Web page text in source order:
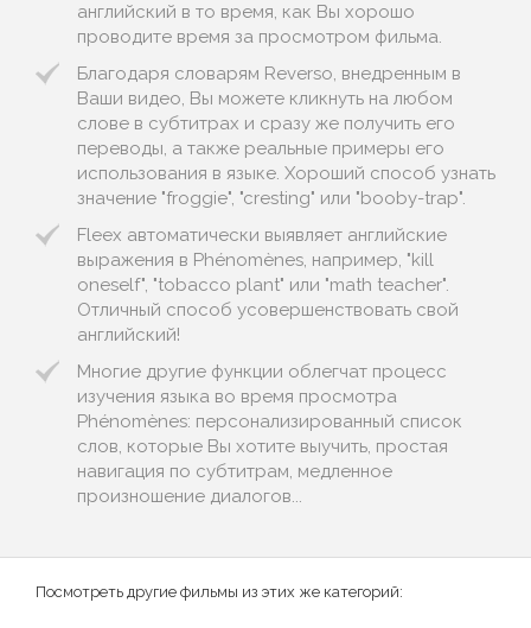
английский в то время, как Вы хорошо
проводите время за просмотром фильма.
Благодаря словарям Reverso, внедренным в
Ваши видео, Вы можете кликнуть на любом
слове в субтитрах и сразу же получить его
переводы, а также реальные примеры его
использования в языке. Хороший способ узнать
значение "froggie", "cresting" или "booby-trap".
Fleex автоматически выявляет английские
выражения в Phénomènes, например, "kill
oneself", "tobacco plant" или "math teacher".
Отличный способ усовершенствовать свой
английский!
Многие другие функции облегчат процесс
изучения языка во время просмотра
Phénomènes: персонализированный список
слов, которые Вы хотите выучить, простая
навигация по субтитрам, медленное
произношение диалогов...
Посмотреть другие фильмы из этих же категорий: